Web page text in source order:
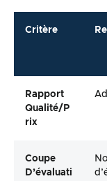
Critère
Rapport
Qualité/p
Rix
Coupe
D’évaluati